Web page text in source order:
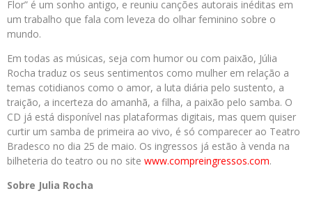
Flor” é um sonho antigo, e reuniu canções autorais inéditas em
um trabalho que fala com leveza do olhar feminino sobre o
mundo.
Em todas as músicas, seja com humor ou com paixão, Júlia
Rocha traduz os seus sentimentos como mulher em relação a
temas cotidianos como o amor, a luta diária pelo sustento, a
traição, a incerteza do amanhã, a filha, a paixão pelo samba. O
CD já está disponível nas plataformas digitais, mas quem quiser
curtir um samba de primeira ao vivo, é só comparecer ao Teatro
Bradesco no dia 25 de maio. Os ingressos já estão à venda na
bilheteria do teatro ou no site www.compreingressos.com.
Sobre Julia Rocha